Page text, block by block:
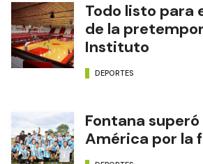
Todo listo para
de la
Instituto
DEPORTES
Fontana superó
América por la